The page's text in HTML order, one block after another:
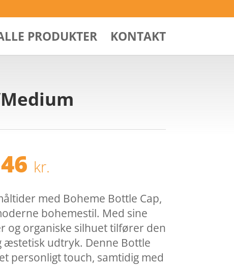
PRODUKTER KONTAKT
kr..
kr.
pris
er:
112,46 kr..
med Boheme Bottle Cap,
bohemestil. Med sine
og organiske silhuet tilfører den
æstetisk udtryk. Denne Bottle
personligt touch, samtidig med